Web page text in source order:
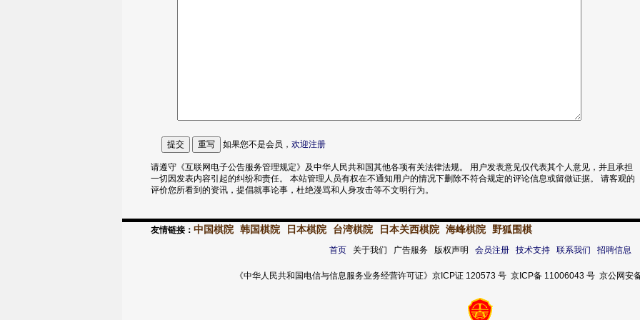
如果您不是会员， 欢迎注册
请遵守《互联网电子公告服务管理规定》及中华人民共和国其他各项有关法律法规。 用户发表意见仅代表其个人意见，并且承担
一切因发表内容引起的纠纷和责任。 本站管理人员有权在不通知用户的情况下删除不符合规定的评论信息或留做证据。 请客观的
评价您所看到的资讯，提倡就事论事，杜绝漫骂和人身攻击等不文明行为。
友情链接： 中国棋院 韩国棋院 日本棋院 台湾棋院 日本关西棋院 海峰棋院 野狐围棋
首页关于我们 广告服务 版权声明 会员注册 技术支持 联系我们 招聘信息
《中华人民共和国电信与信息服务业务经营许可证》京ICP证 120573 号 京ICP备 11006043 号 京公网安